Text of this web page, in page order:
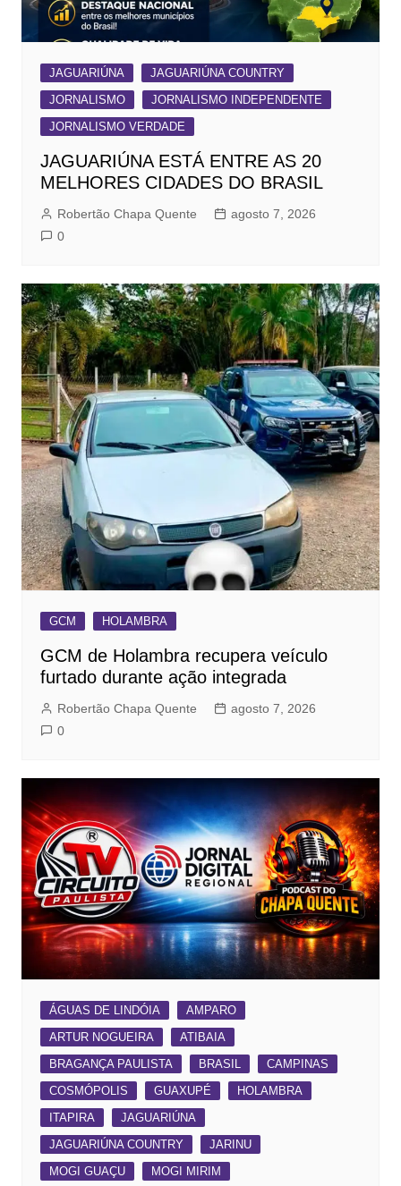
JAGUARIÚNA
JAGUARIÚNA COUNTRY
JORNALISMO
JORNALISMO INDEPENDENTE
JORNALISMO VERDADE
JAGUARIÚNA ESTÁ ENTRE AS 20
MELHORES CIDADES DO BRASIL
Robertão Chapa Quente
agosto 7, 2026
0
GCM HOLAMBRA
GCM de Holambra recupera veículo
furtado durante ação integrada
Robertão Chapa Quente
agosto 7, 2026
0
ÁGUAS DE LINDÓIA
AMPARO
ARTUR NOGUEIRA
ATIBAIA
BRAGANÇA PAULISTA
BRASIL
CAMPINAS
COSMÓPOLIS
GUAXUPÉ
HOLAMBRA
ITAPIRA
JAGUARIÚNA
JAGUARIÚNA COUNTRY
JARINU
MOGI GUAÇU
MOGI MIRIM